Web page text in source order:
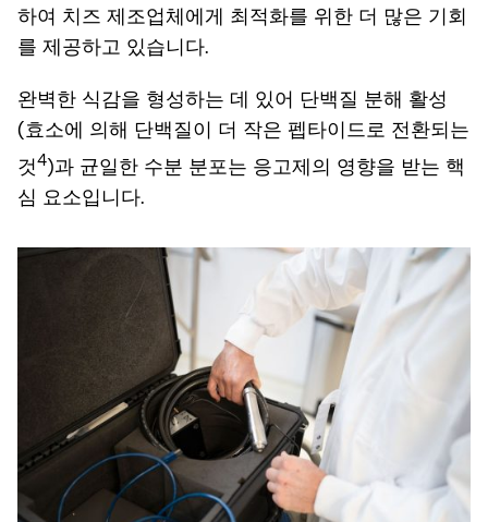
하여 치즈 제조업체에게 최적화를 위한 더 많은 기회
를 제공하고 있습니다.
완벽한 식감을 형성하는 데 있어 단백질 분해 활성
(효소에 의해 단백질이 더 작은 펩타이드로 전환되는
것4)과 균일한 수분 분포는 응고제의 영향을 받는 핵
심 요소입니다.